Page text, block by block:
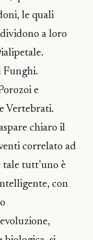
le quali
a loro
Funghi.
e
Vertebrati.
chiaro il
correlato ad
tale tutt’uno è
con